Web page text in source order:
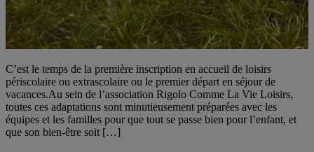
C’est le temps de la première inscription en accueil de loisirs
périscolaire ou extrascolaire ou le premier départ en séjour de
vacances.Au sein de l’association Rigolo Comme La Vie Loisirs,
toutes ces adaptations sont minutieusement préparées avec les
équipes et les familles pour que tout se passe bien pour l’enfant, et
que son bien-être soit […]